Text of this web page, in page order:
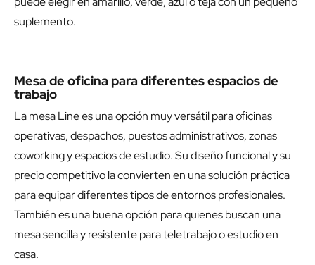
suplemento.
Mesa de oficina para diferentes espacios de
trabajo
La mesa Line es una opción muy versátil para oficinas
operativas, despachos, puestos administrativos, zonas
coworking y espacios de estudio. Su diseño funcional y su
precio competitivo la convierten en una solución práctica
para equipar diferentes tipos de entornos profesionales.
También es una buena opción para quienes buscan una
mesa sencilla y resistente para teletrabajo o estudio en
casa.